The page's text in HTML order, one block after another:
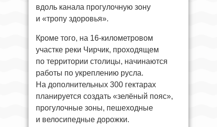
вдоль канала прогулочную зону
и «тропу здоровья».
Кроме того, на 16-километровом
участке реки Чирчик, проходящем
по территории столицы, начинаются
работы по укреплению русла.
На дополнительных 300 гектарах
планируется создать «зелёный пояс»,
прогулочные зоны, пешеходные
и велосипедные дорожки.